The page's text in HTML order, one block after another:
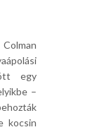
egy
–
kocsin